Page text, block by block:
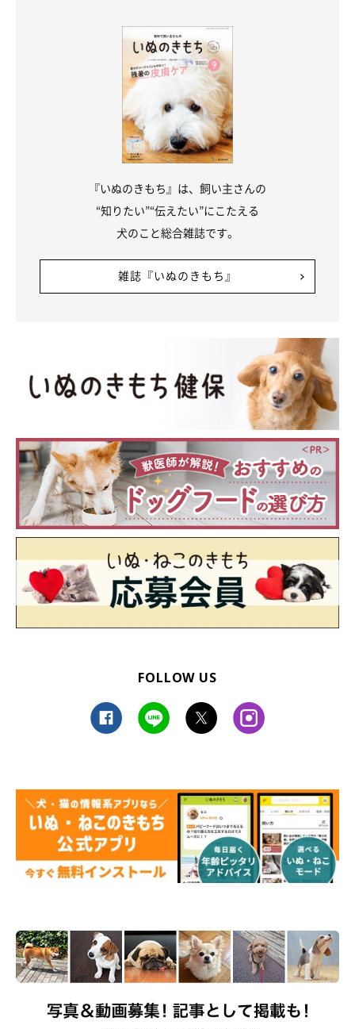
飲料用のものを少しだけ与えるならいいですが、毎日の飲み水に
は不向きです。ナトリウムなどのミネラル含有量が高い温泉水も
あるため、尿石症などの犬には与えないようにしましょう。
人用の経口補水液
経口補水液とは、糖質やミネラルが含まれる水のことです。緊急
時に薄めて与えるのはいいですが、ふだんの飲み水としては使え
ません。犬用のものを、用量を守って与えましょう。
与えるのは「NG」な水
『いぬのきもち』は、飼い主さんの
“知りたい”“伝えたい”にこたえる
犬のこと総合雑誌です。
雑誌『いぬのきもち』
FOLLOW US